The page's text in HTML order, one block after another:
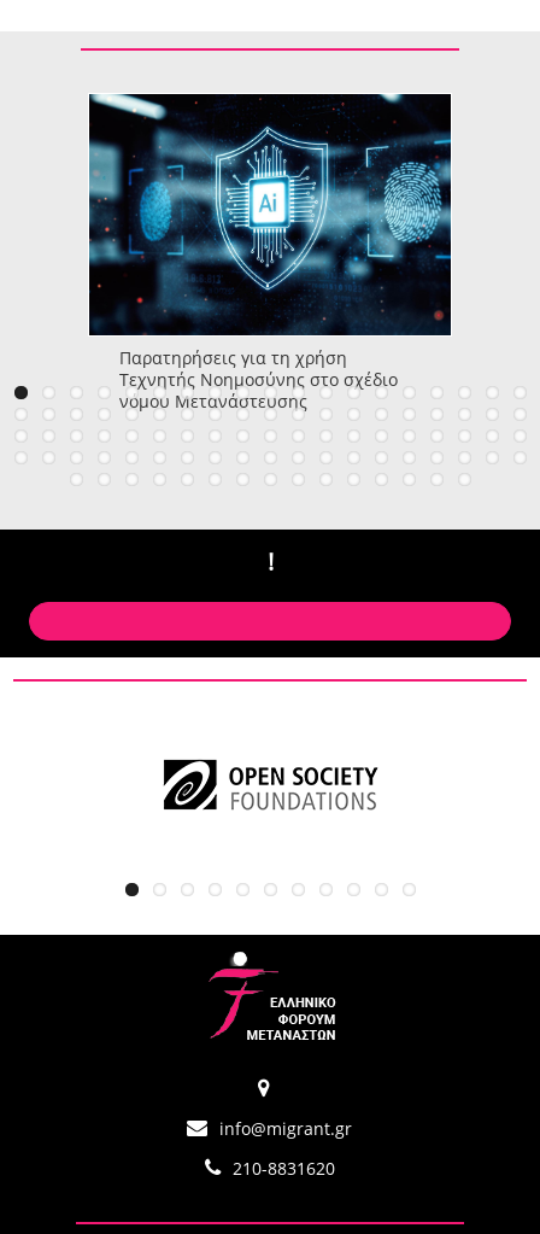
Παρατηρήσεις για τη χρήση
Τεχνητής Νοημοσύνης στο σχέδιο
νόμου Μετανάστευσης
!
info@migrant.gr
210-8831620